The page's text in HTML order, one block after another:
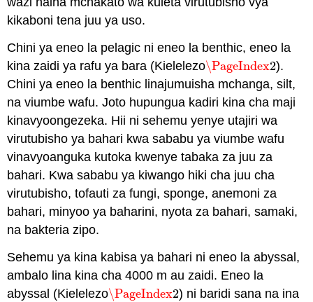
kikaboni tena juu ya uso.
Chini ya eneo la pelagic ni eneo la benthic, eneo la
kina zaidi ya rafu ya bara (Kielelezo\PageIndex2
\PageIndex2).
Chini ya eneo la benthic linajumuisha mchanga, silt,
na viumbe wafu. Joto hupungua kadiri kina cha maji
kinavyoongezeka. Hii ni sehemu yenye utajiri wa
virutubisho ya bahari kwa sababu ya viumbe wafu
vinavyoanguka kutoka kwenye tabaka za juu za
bahari. Kwa sababu ya kiwango hiki cha juu cha
virutubisho, tofauti za fungi, sponge, anemoni za
bahari, minyoo ya baharini, nyota za bahari, samaki,
na bakteria zipo.
Sehemu ya kina kabisa ya bahari ni eneo la abyssal,
ambalo lina kina cha 4000 m au zaidi. Eneo la
abyssal (Kielelezo\PageIndex2
\PageIndex2) ni baridi sana na ina